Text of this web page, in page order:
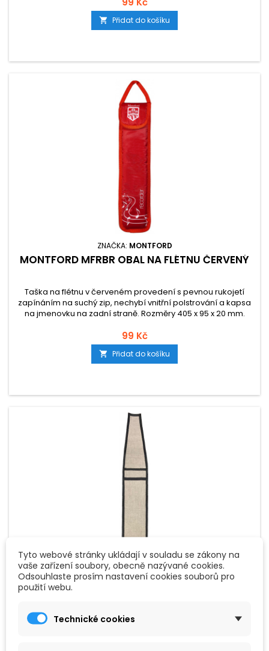
 Přidat do košíku
ZNAČKA: MONTFORD
MONTFORD MFRBR OBAL NA FLÉTNU ČERVENÝ
Taška na flétnu v červeném provedení s pevnou rukojetí
zapínáním na suchý zip, nechybí vnitřní polstrování a kapsa
na jmenovku na zadní straně. Rozměry 405 x 95 x 20 mm.
99 Kč
 Přidat do košíku
ZNAČKA:GOLDON
GOLDON OBAL NA ZOBCOVOU FLÉTNU (44008)
Bavlněné pouzdro na flétnu, šedé s černým lemem a
Tyto webové stránky ukládají v souladu se zákony na
vaše zařízení soubory, obecně nazývané cookies.
Odsouhlaste prosím nastavení cookies souborů pro
použití webu.
Technické cookies